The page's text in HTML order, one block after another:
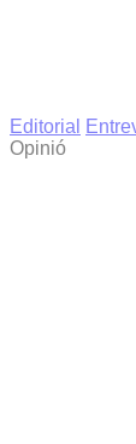
Editorial
Opinió